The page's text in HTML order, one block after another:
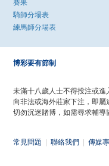
賽果
騎師分場表
練馬師分場表
博彩要有節制
未滿十八歲人士不得投注或進
向非法或海外莊家下注，即屬
切勿沉迷賭博，如需尋求輔導
常見問題 聯絡我們 傳媒